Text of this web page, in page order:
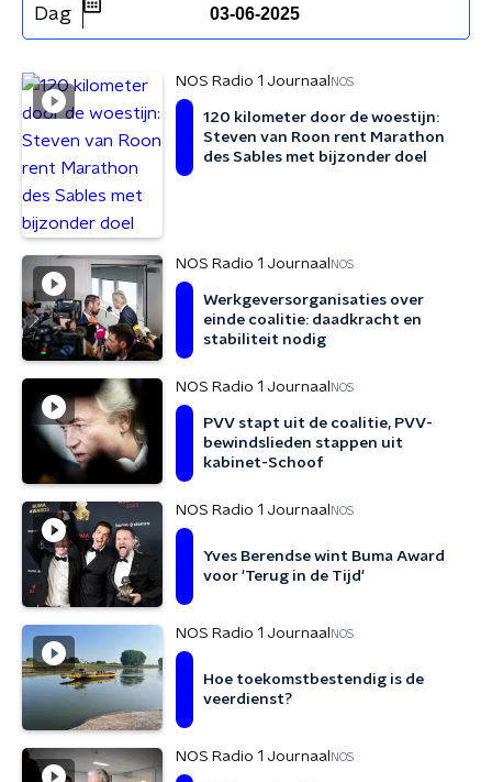
Dag 03-06-2025
NOS Radio 1 Journaal NOS
120 kilometer door de woestijn:
Steven van Roon rent Marathon
des Sables met bijzonder doel
NOS Radio 1 Journaal NOS
Werkgeversorganisaties over
einde coalitie: daadkracht en
stabiliteit nodig
NOS Radio 1 Journaal NOS
PVV stapt uit de coalitie, PVV-
bewindslieden stappen uit
kabinet-Schoof
NOS Radio 1 Journaal NOS
Yves Berendse wint Buma Award
voor 'Terug in de Tijd'
NOS Radio 1 Journaal NOS
Hoe toekomstbestendig is de
veerdienst?
NOS Radio 1 Journaal NOS